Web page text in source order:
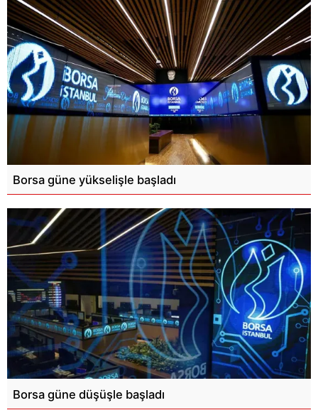
Borsa güne yükselişle başladı
Borsa güne düşüşle başladı